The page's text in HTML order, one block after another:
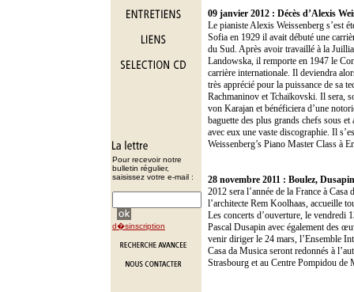
Pour recevoir notre
bulletin régulier,
saisissez votre e-mail :
d�sinscription
09 janvier 2012 : Décès d’Alexis
Le pianiste Alexis Weissenberg s’est
Sofia en 1929 il avait débuté une
du Sud. Après avoir travaillé à la
Landowska, il remporte en 1947 le
carrière internationale. Il deviendra
très apprécié pour la puissance de sa
Rachmaninov et Tchaïkovski. Il sera,
von Karajan et bénéficiera d’une
baguette des plus grands chefs sous
avec eux une vaste discographie. Il
Weissenberg’s Piano Master Class à
28 novembre 2011 : Boulez,
2012 sera l’année de la France à
l’architecte Rem Koolhaas, accueille
Les concerts d’ouverture, le vendredi
Pascal Dusapin avec également des
venir diriger le 24 mars, l’Ensemble
Casa da Musica seront redonnés à
Strasbourg et au Centre Pompidou de